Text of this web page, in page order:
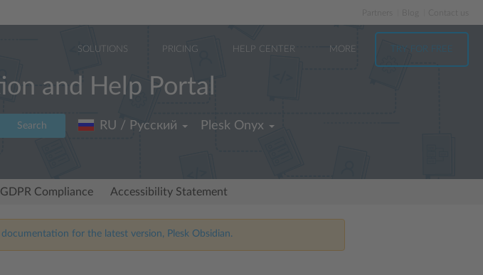
Partners
SOLUTIONS PRICING HELP CENTER MORE TRY FOR FREE
and Help Portal
Search RU / Русский Plesk Onyx
GDPR Compliance Accessibility Statement
for the latest version, Plesk Obsidian.